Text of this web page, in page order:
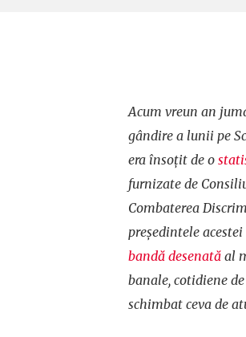
Acum vreun an
gândire a lunii pe
era însoţit de o
furnizate de
Combaterea
preşedintele
bandă desenată al
banale, cotidiene
schimbat ceva de